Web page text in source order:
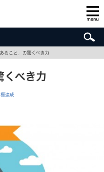
こと」の驚くべき力
くべき力
標達成